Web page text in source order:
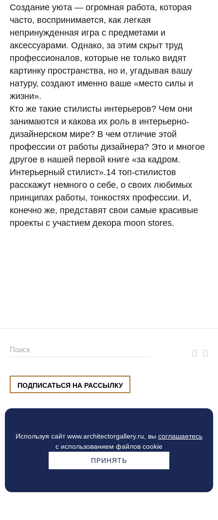
Создание уюта — огромная работа, которая
часто, воспринимается, как легкая
непринужденная игра с предметами и
аксессуарами. Однако, за этим скрыт труд
профессионалов, которые не только видят
картинку пространства, но и, угадывая вашу
натуру, создают именно ваше «место силы и
жизни».
Кто же такие стилисты интерьеров? Чем они
занимаются и какова их роль в интерьерно-
дизайнерском мире? В чем отличие этой
профессии от работы дизайнера? Это и многое
другое в нашей первой книге «за кадром.
Интерьерный стилист».14 топ-стилистов
расскажут немного о себе, о своих любимых
принципах работы, тонкостях профессии. И,
конечно же, представят свои самые красивые
проекты с участием декора moon stores.
Используя сайт www.architectorgallery.ru, вы соглашаетесь
с использованием файлов cookie
ПРИНЯТЬ
ПОДПИСАТЬСЯ НА РАССЫЛКУ
ул. Малышева, 8, Екатеринбург
Процесс оплаты